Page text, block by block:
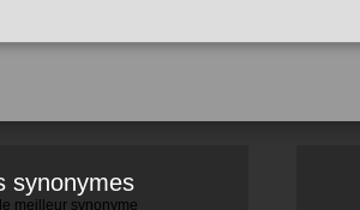
synonymes
meilleur synonyme